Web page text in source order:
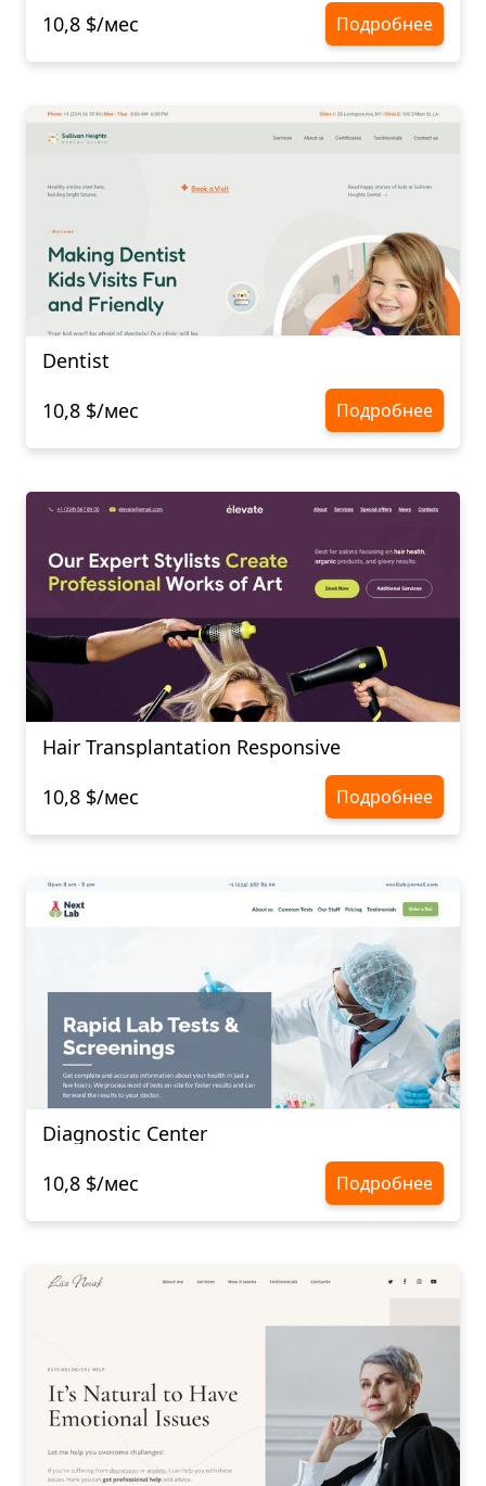
10,8 $/мес
Подробнее
Dentist
10,8 $/мес
Подробнее
Hair Transplantation Responsive
10,8 $/мес
Подробнее
Diagnostic Center
10,8 $/мес
Подробнее